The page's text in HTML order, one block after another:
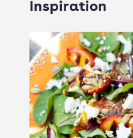
Inspiration